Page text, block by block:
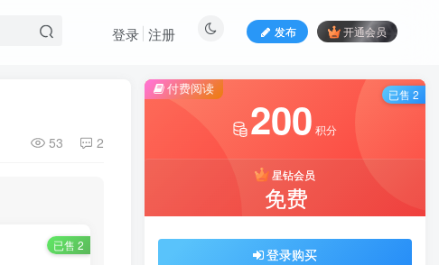
发布 开通会员
登录 注册
53 2
已售 2
付费阅读
200 积分
星钻会员
免费
登录购买
已售 2